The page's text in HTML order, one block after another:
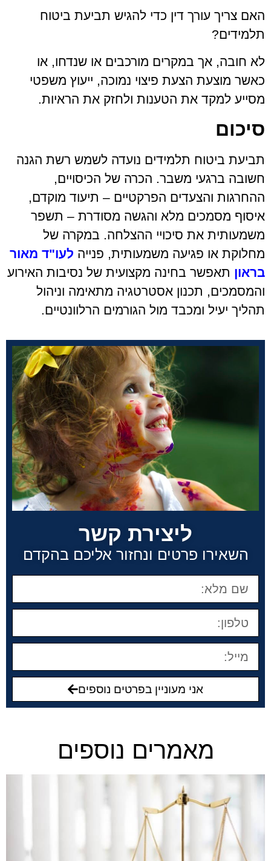
האם צריך עורך דין כדי להגיש תביעת ביטוח
תלמידים?
לא חובה, אך במקרים מורכבים או שנדחו, או
כאשר מוצעת הצעת פיצוי נמוכה, ייעוץ משפטי
מסייע למקד את הטענות ולחזק את הראיות.
סיכום
תביעת ביטוח תלמידים נועדה לשמש רשת הגנה
חשובה ברגעי משבר. הכרה של הכיסויים,
ההחרגות והצעדים הפרקטיים – תיעוד מוקדם,
איסוף מסמכים מלא והגשה מסודרת – תשפר
משמעותית את סיכויי ההצלחה. במקרה של
מחלוקת או פגיעה משמעותית, פנייה לעו"ד מאור
בראון תאפשר בחינה מקצועית של נסיבות האירוע
והמסמכים, תכנון אסטרטגיה מתאימה וניהול
תהליך יעיל ומכבד מול הגורמים הרלוונטיים.
ליצירת קשר
השאירו פרטים ונחזור אליכם בהקדם
אני מעוניין בפרטים נוספים
מאמרים נוספים